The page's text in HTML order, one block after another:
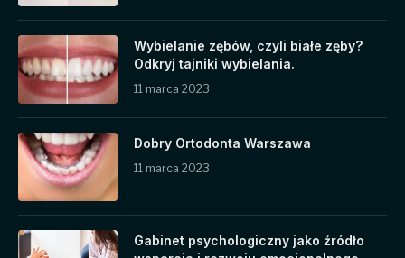
Wybielanie zębów, czyli białe zęby?
Odkryj tajniki wybielania.
11 marca 2023
Dobry Ortodonta Warszawa
11 marca 2023
Gabinet psychologiczny jako źródło